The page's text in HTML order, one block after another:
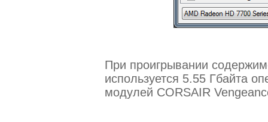
При проигрывании
используется 5.55 Гбайта
модулей CORSAIR